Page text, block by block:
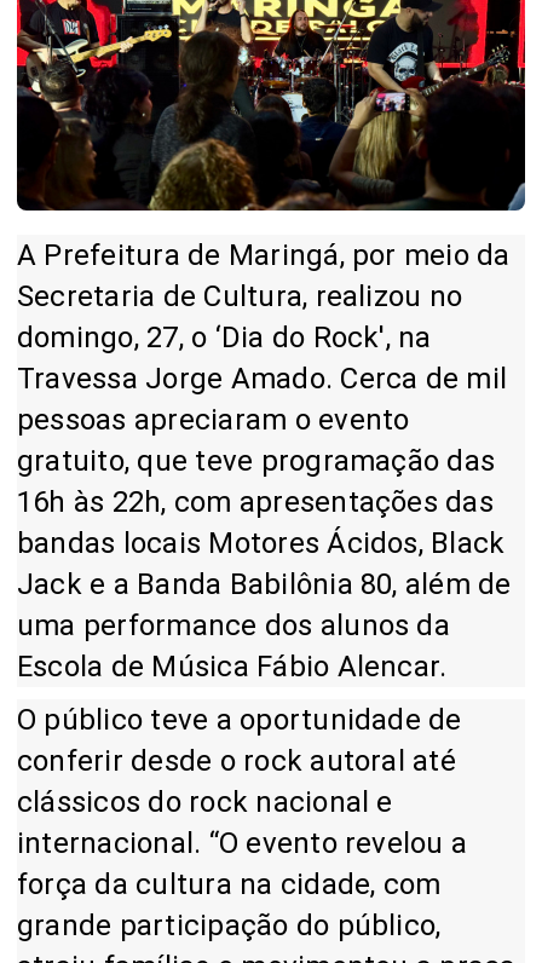
A Prefeitura de Maringá, por meio da
Secretaria de Cultura, realizou no
domingo, 27, o ‘Dia do Rock', na
Travessa Jorge Amado. Cerca de mil
pessoas apreciaram o evento
gratuito, que teve programação das
16h às 22h, com apresentações das
bandas locais Motores Ácidos, Black
Jack e a Banda Babilônia 80, além de
uma performance dos alunos da
Escola de Música Fábio Alencar.
O público teve a oportunidade de
conferir desde o rock autoral até
clássicos do rock nacional e
internacional. “O evento revelou a
força da cultura na cidade, com
grande participação do público,